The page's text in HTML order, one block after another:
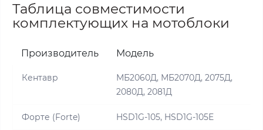
Таблица совместимости
комплектующих на мотоблоки
Производитель Модель
Кентавр
МБ2060Д, МБ2070Д, 2075Д,
2080Д, 2081Д
Форте (Forte) HSD1G-105, HSD1G-105E